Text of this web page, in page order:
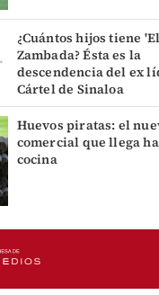
¿Cuántos hijos tiene
Zambada? Ésta es la
descendencia del ex
Cártel de Sinaloa
Huevos piratas: el
comercial que llega
cocina